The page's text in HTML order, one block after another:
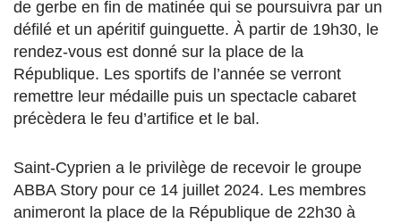
de gerbe en fin de matinée qui se poursuivra par un
défilé et un apéritif guinguette. À partir de 19h30, le
rendez-vous est donné sur la place de la
République. Les sportifs de l’année se verront
remettre leur médaille puis un spectacle cabaret
précèdera le feu d’artifice et le bal.
Saint-Cyprien a le privilège de recevoir le groupe
ABBA Story pour ce 14 juillet 2024. Les membres
animeront la place de la République de 22h30 à